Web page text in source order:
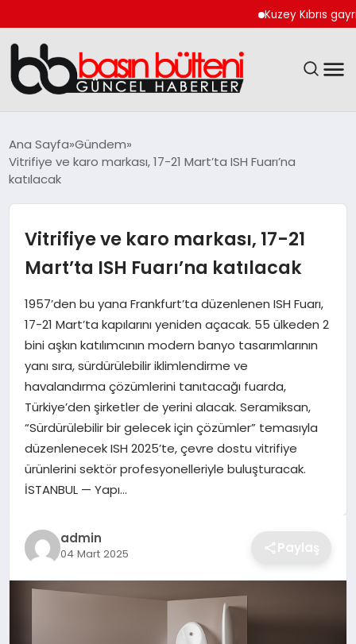
Kuzey Kıbrıs
GÜNCEL
SAĞLIK
SPOR
TEKNOLOJI
YAŞAM
GÜNDEM
Ana Sayfa Gündem
Vitrifiye ve karo markası, 17-21 Mart’ta ISH Fuarı’na
katılacak
Vitrifiye ve karo markası, 17-21
Mart’ta ISH Fuarı’na katılacak
1957’den bu yana Frankfurt’ta düzenlenen ISH Fuarı,
17-21 Mart’ta kapılarını yeniden açacak. 55 ülkeden 2
bini aşkın katılımcının modern banyo tasarımlarının
yanı sıra, sürdürülebilir iklimlendirme ve
havalandırma çözümlerini tanıtacağı fuarda,
Türkiye’den şirketler de yerini alacak. Seramiksan,
“Sürdürülebilir bir gelecek için çözümler” temasıyla
düzenlenecek ISH 2025’te, çevre dostu vitrifiye
ürünlerini sektör profesyonelleriyle buluşturacak.
İSTANBUL — Yapı…
admin
04 Mart 2025 Paylaş